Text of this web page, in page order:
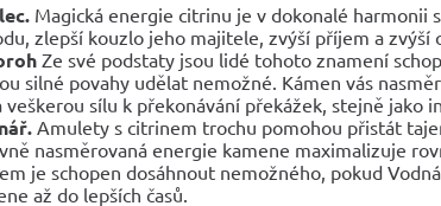
Magická energie citrinu je v dokonalé harmonii
zlepší kouzlo jeho majitele, zvýší příjem a zvýší
Ze své podstaty jsou lidé tohoto znamení
silné povahy udělat nemožné. Kámen vás
veškerou sílu k překonávání překážek, stejně jako
Amulety s citrinem trochu pomohou přistát
nasměrovaná energie kamene maximalizuje
je schopen dosáhnout nemožného, ​​pokud
až do lepších časů.